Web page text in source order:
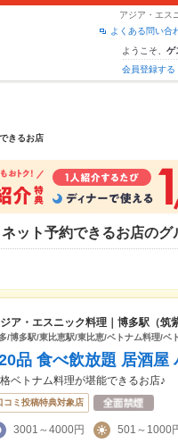
アジア・エス
よくある問い合
ようこそ、 ゲ
会員登録する
きるお店
ット予約できるお店のグ
ア・エスニック料理｜博多駅（筑
/博多駅/東比恵駅/東比恵/ベトナム料理/ベ
品 食べ飲放題 居酒屋
ベトナム料理が堪能できるお店♪
コミ投稿特典対象店
3001～4000円
501～1000